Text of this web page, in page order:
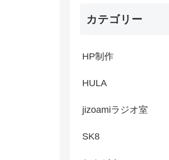
カテゴリー
HP制作
HULA
jizoamiラジオ室
SK8